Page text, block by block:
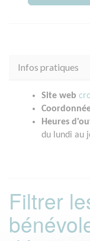
Infos pratiques
Site web
Heures
du lundi au
Filtrer